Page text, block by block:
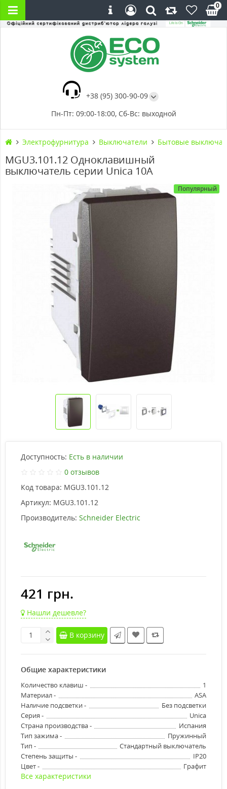
+38 (95) 300-90-09
Пн-Пт: 09:00-18:00, Сб-Вс: выходной
0
Электрофурнитура Выключатели Бытовые
MGU3.101.12 Одноклавишный
выключатель серии Unica 10А
Популярный
Доступность: Есть в наличии
0 отзывов
Код товара: MGU3.101.12
Артикул: MGU3.101.12
Производитель: Schneider Electric
421 грн.
Нашли дешевле?
В корзину
Общие характеристики
Количество клавиш -
1
Материал -
ASA
Наличие подсветки -
Без подсветки
Серия -
Unica
Страна производства -
Испания
Тип зажима -
Пружинный
Тип -
Стандартный выключатель
Степень защиты -
IP20
Цвет -
Графит
Все характеристики